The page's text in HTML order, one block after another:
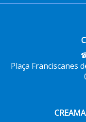
Plaça Franciscanes